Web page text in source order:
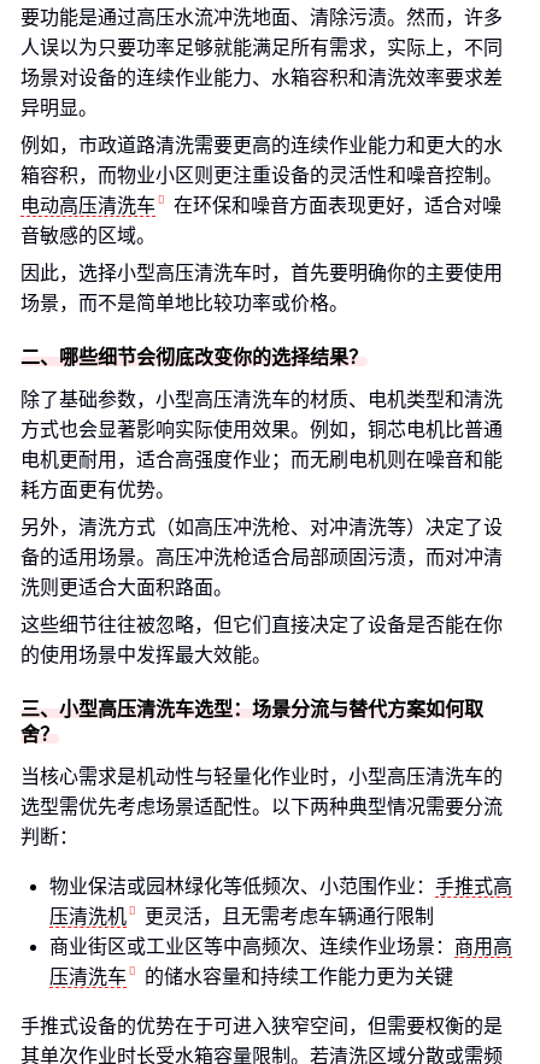
要功能是通过高压水流冲洗地面、清除污渍。然而，许多
人误以为只要功率足够就能满足所有需求，实际上，不同
场景对设备的连续作业能力、水箱容积和清洗效率要求差
异明显。
例如，市政道路清洗需要更高的连续作业能力和更大的水
箱容积，而物业小区则更注重设备的灵活性和噪音控制。
电动高压清洗车
在环保和噪音方面表现更好，适合对噪
音敏感的区域。
因此，选择小型高压清洗车时，首先要明确你的主要使用
场景，而不是简单地比较功率或价格。
二、哪些细节会彻底改变你的选择结果？
除了基础参数，小型高压清洗车的材质、电机类型和清洗
方式也会显著影响实际使用效果。例如，铜芯电机比普通
电机更耐用，适合高强度作业；而无刷电机则在噪音和能
耗方面更有优势。
另外，清洗方式（如高压冲洗枪、对冲清洗等）决定了设
备的适用场景。高压冲洗枪适合局部顽固污渍，而对冲清
洗则更适合大面积路面。
这些细节往往被忽略，但它们直接决定了设备是否能在你
的使用场景中发挥最大效能。
三、小型高压清洗车选型：场景分流与替代方案如何取
舍？
当核心需求是机动性与轻量化作业时，小型高压清洗车的
选型需优先考虑场景适配性。以下两种典型情况需要分流
判断：
物业保洁或园林绿化等低频次、小范围作业： 手推式高
压清洗机
更灵活，且无需考虑车辆通行限制
商业街区或工业区等中高频次、连续作业场景： 商用高
压清洗车
的储水容量和持续工作能力更为关键
手推式设备的优势在于可进入狭窄空间，但需要权衡的是
其单次作业时长受水箱容量限制。若清洗区域分散或需频